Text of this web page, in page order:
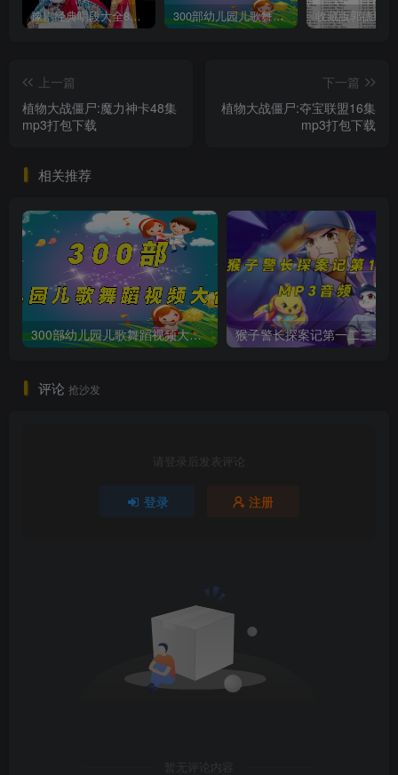
豫剧经典唱段大全850首mp3打包戏曲下载 300部幼儿园儿歌舞蹈视频大合集
上一篇
植物大战僵尸:魔力神卡48集
mp3打包下载
下一篇
植物大战僵尸:夺宝联盟16集
mp3打包下载
相关推荐
300部幼儿园儿歌舞蹈视频大合集
评论 抢沙发
请登录后发表评论
登录 注册
暂无评论内容